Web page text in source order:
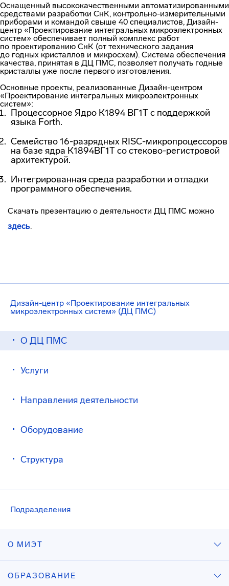
Дизайн-центр «Проектирование интегральных
микроэлектронных систем» (ДЦ ПМС)
О ДЦ ПМС
Услуги
Направления деятельности
Оборудование
Структура
Подразделения
Оснащенный высококачественными автоматизированными
средствами разработки СнК, контрольно-измерительными
приборами и командой свыше 40 специалистов, Дизайн-
центр «Проектирование интегральных микроэлектронных
систем» обеспечивает полный комплекс работ
по проектированию СнК (от технического задания
до годных кристаллов и микросхем). Система обеспечения
качества, принятая в ДЦ ПМС, позволяет получать годные
кристаллы уже после первого изготовления.
Основные проекты, реализованные Дизайн-центром
«Проектирование интегральных микроэлектронных
систем»:
Процессорное Ядро К1894 ВГ1Т с поддержкой
языка Forth.
Семейство 16-разрядных RISC-микропроцессоров
на базе ядра К1894ВГ1Т состеково-регистровой
архитектурой.
Интегрированная среда разработки и отладки
программного обеспечения.
Скачать презентацию о деятельности ДЦ ПМС можно
здесь.
О МИЭТ
ОБРАЗОВАНИЕ